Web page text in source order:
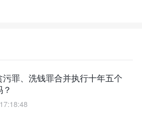
污罪、洗钱罪合并执行十年五个